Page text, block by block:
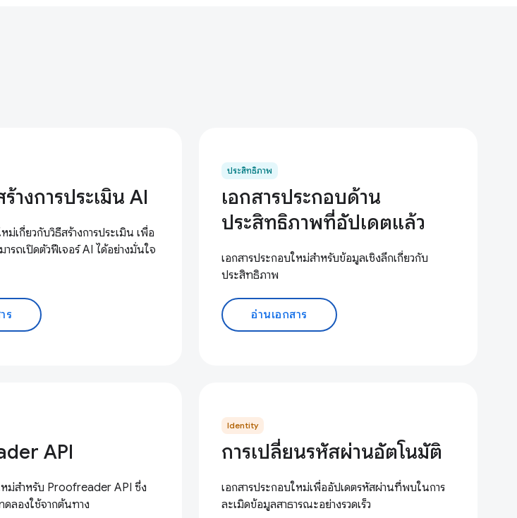
ร้างการประเมิน AI
หม่เกี่ยวกับวิธีสร้างการประเมิน เพื่อ
รถเปิดตัวฟีเจอร์ AI ได้อย่างมั่นใจ
ร
ประสิทธิภาพ
เอกสารประกอบด้าน
ประสิทธิภาพที่อัปเดตแล้ว
เอกสารประกอบใหม่สำหรับข้อมูลเชิงลึกเกี่ยวกับ
ประสิทธิภาพ
อ่านเอกสาร
API
หม่สำหรับ Proofreader API ซึ่ง
ลองใช้จากต้นทาง
Identity
การเปลี่ยนรหัสผ่านอัตโนมัติ
เอกสารประกอบใหม่เพื่ออัปเดตรหัสผ่านที่พบในการ
ละเมิดข้อมูลสาธารณะอย่างรวดเร็ว